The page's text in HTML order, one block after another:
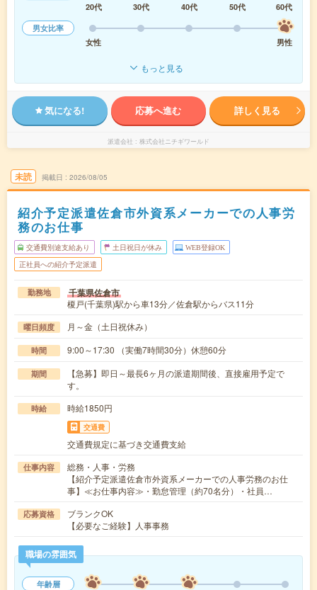
20代
30代 40代 50代
60代
男女比率
女性
男性
もっと見る
気になる! 応募へ進む 詳しく見る
派遣会社 株式会社ニチギワールド
未読 掲載日 2026/08/05
紹介予定派遣佐倉市外資系メーカーでの人事労
務のお仕事
交通費別途支給あり 土日祝日が休み WEB登録OK
正社員への紹介予定派遣
勤務地 千葉県佐倉市
榎戸(千葉県)駅から車13分／佐倉駅からバス11分
曜日頻度 月～金（土日祝休み）
時間 9:00～17:30 （実働7時間30分）休憩60分
期間
【急募】即日～最長6ヶ月の派遣期間後、直接雇用予定で
す。
時給 時給1850円
交通費
交通費規定に基づき交通費支給
仕事内容
総務・人事・労務
【紹介予定派遣佐倉市外資系メーカーでの人事労務のお仕
事】≪お仕事内容≫・勤怠管理（約70名分）・社員…
応募資格
ブランクOK
【必要なご経験】人事事務
職場の雰囲気
年齢層